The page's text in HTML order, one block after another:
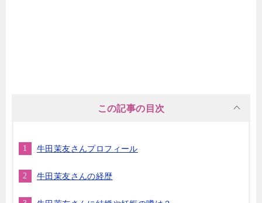
この記事の目次
牛田茉友さんプロフィール
牛田茉友さんの経歴